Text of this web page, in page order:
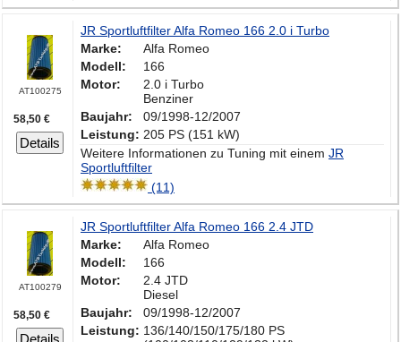
AT100275
58,50 €
Details
JR Sportluftfilter Alfa Romeo 166 2.0 i Turbo
Marke:
Alfa Romeo
Modell:
166
Motor:
2.0 i Turbo
Benziner
Baujahr:
09/1998-12/2007
Leistung: 205 PS (151 kW)
Weitere Informationen zu Tuning mit einem JR
Sportluftfilter
(11)
AT100279
58,50 €
Details
JR Sportluftfilter Alfa Romeo 166 2.4 JTD
Marke:
Alfa Romeo
Modell:
166
Motor:
2.4 JTD
Diesel
Baujahr:
09/1998-12/2007
Leistung: 136/140/150/175/180 PS